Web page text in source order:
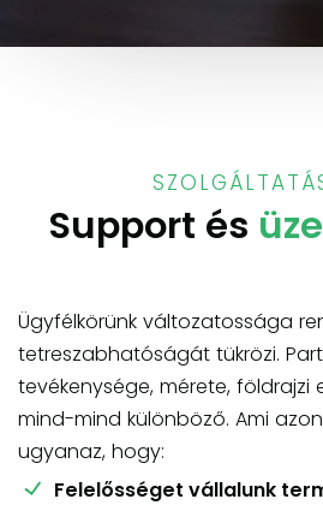
Support és
Ügyfélkörünk változatossága
tetreszabhatóságát tükrözi.
tevékenysége, mérete, földrajzi
mind-mind különböző. Ami
ugyanaz, hogy:
Felelősséget vállalunk